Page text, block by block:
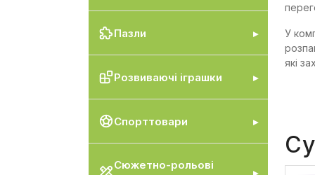
Пазли
Розвиваючі іграшки
Спорттовари
Сюжетно-рольові
У
які